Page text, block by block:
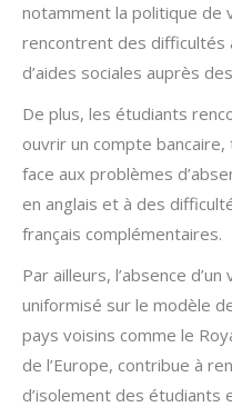
notamment la politique de
rencontrent des difficultés
d’aides sociales auprès
De plus, les étudiants
ouvrir un compte
face aux problèmes
en anglais et à des
français complémentaires.
Par ailleurs, l’absence
uniformisé sur le modèle
pays voisins comme le
de l’Europe, contribue à
d’isolement des